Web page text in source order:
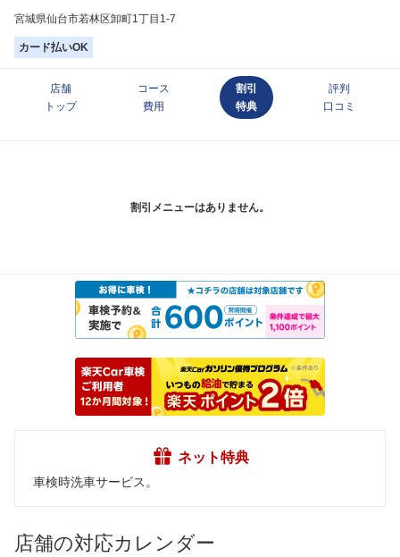
宮城県仙台市若林区卸町1丁目1-7
カード払いOK
店舗
トップ
コース
費用
割引
特典
評判
口コミ
割引メニューはありません。
ネット特典
車検時洗車サービス。
店舗の対応カレンダー